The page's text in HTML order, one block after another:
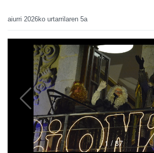
aiurri 2026ko urtarrilaren 5a